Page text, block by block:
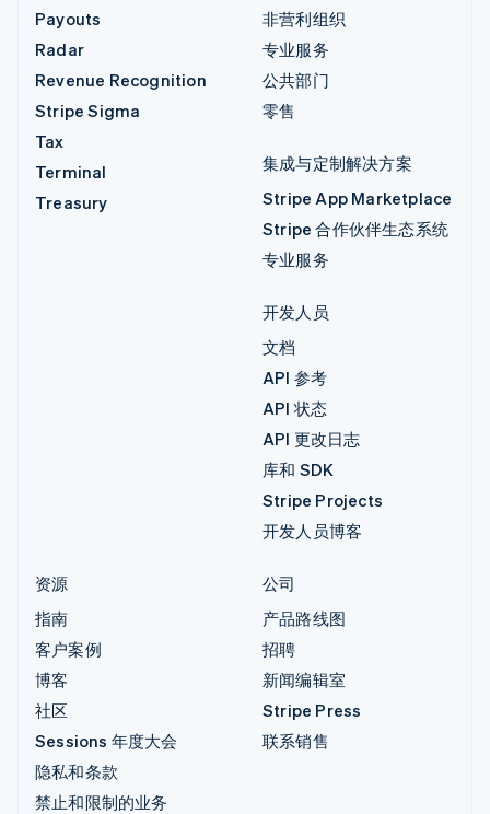
Payouts
Radar
Revenue Recognition
Stripe Sigma
Tax
Terminal
Treasury
非营利组织
专业服务
公共部门
零售
集成与定制解决方案
Stripe App Marketplace
Stripe 合作伙伴生态系统
专业服务
开发人员
文档
API 参考
API 状态
API 更改日志
库和 SDK
Stripe Projects
开发人员博客
资源
指南
客户案例
博客
社区
Sessions 年度大会
隐私和条款
禁止和限制的业务
公司
产品路线图
招聘
新闻编辑室
Stripe Press
联系销售